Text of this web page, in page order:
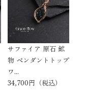
サファイア 原石 鉱
物 ペンダントトップ
ワ...
34,700円（税込）